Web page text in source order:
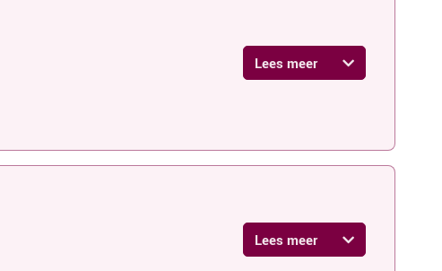
Lees meer
Lees meer